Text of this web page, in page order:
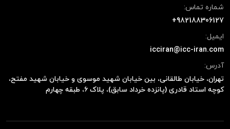
شماره تماس:
+982188306127
ایمیل:
icciran@icc-iran.com
آدرس:
تهران، خیابان طالقانی، بین خیابان شهید موسوی و خیابان شهید مفتح،
کوچه استاد قادری (پانزده خرداد سابق)، پلاک ۶، طبقه چهارم